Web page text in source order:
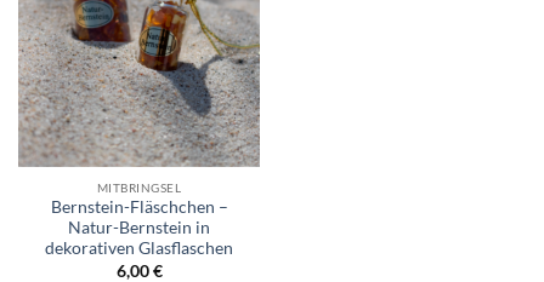
MITBRINGSEL
Bernstein-Fläschchen –
Natur-Bernstein in
dekorativen Glasflaschen
6,00€